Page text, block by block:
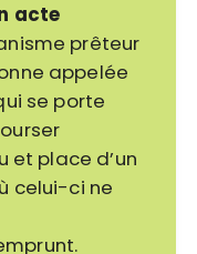
acte
prêteur
appelée
se porte
et place d’un
celui-ci ne